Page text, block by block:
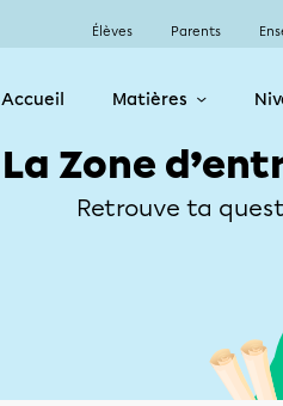
Élèves Parents
Accueil Matières
La Zone
Retrouve ta